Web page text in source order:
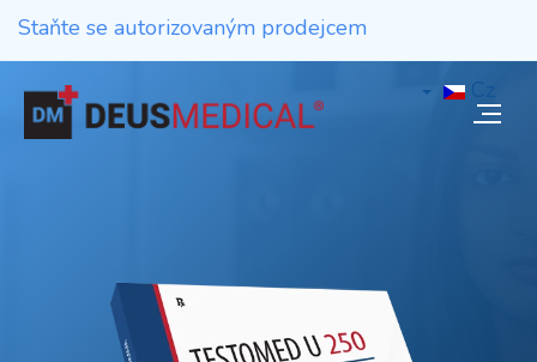
Staňte se autorizovaným prodejcem
Cz